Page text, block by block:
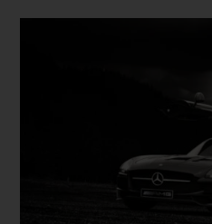
Dieses Produkt